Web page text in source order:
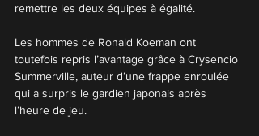
remettre les deux équipes à égalité.
Les hommes de Ronald Koeman ont
toutefois repris l’avantage grâce à Crysencio
Summerville, auteur d’une frappe enroulée
qui a surpris le gardien japonais après
l’heure de jeu.